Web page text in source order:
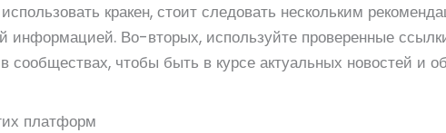
кракен, стоит следовать нескольким
информацией. Во-вторых, используйте проверенные
сообществах, чтобы быть в курсе актуальных новостей и
платформ